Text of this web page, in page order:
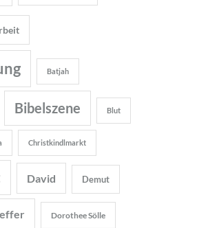
Batjah
Bibelszene Blut
Christkindlmarkt
David Demut
Dorothee Sölle